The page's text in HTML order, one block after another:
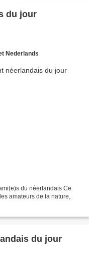
du jour
Nederlands
du néerlandais Ce
amateurs de la nature,
du jour